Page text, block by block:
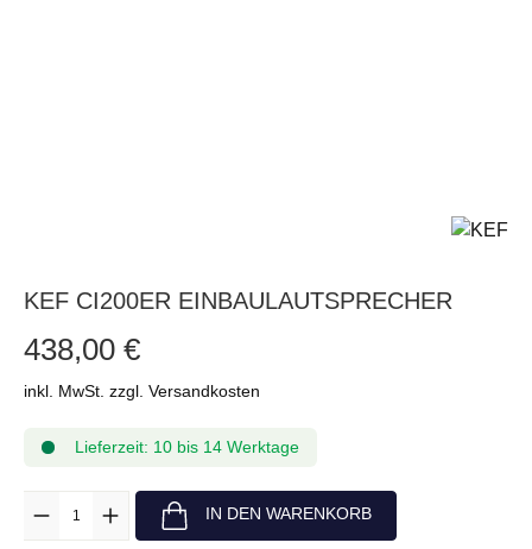
KEF CI200ER EINBAULAUTSPRECHER
438,00 €
inkl. MwSt. zzgl. Versandkosten
Lieferzeit: 10 bis 14 Werktage
IN DEN WARENKORB